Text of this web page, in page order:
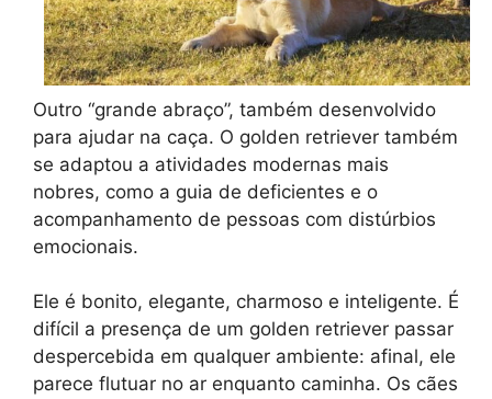
Outro “grande abraço”, também desenvolvido
para ajudar na caça. O golden retriever também
se adaptou a atividades modernas mais
nobres, como a guia de deficientes e o
acompanhamento de pessoas com distúrbios
emocionais.
Ele é bonito, elegante, charmoso e inteligente. É
difícil a presença de um golden retriever passar
despercebida em qualquer ambiente: afinal, ele
parece flutuar no ar enquanto caminha. Os cães